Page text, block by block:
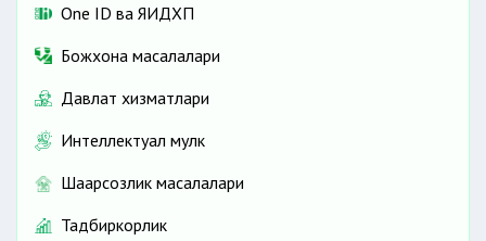
One ID ва ЯИДХП
Божхона масалалари
Давлат хизматлари
Интеллектуал мулк
Шаҳарсозлик масалалари
Тадбиркорлик